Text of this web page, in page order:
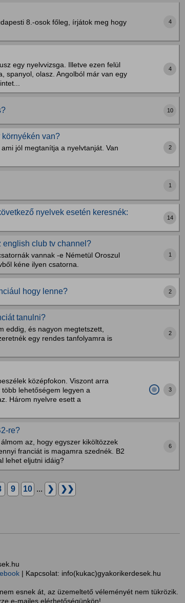
8.-osok főleg, írjátok meg hogy
4
egy nyelvvizsga. Illetve ezen felül
spanyol, olasz. Angolból már van egy
4
10
van?
jól megtanítja a nyelvtanját. Van
2
1
nyelvek esetén keresnék:
14
english club tv channel?
vannak -e Németül Oroszul
kéne ilyen csatorna.
1
hogy lenne? 2
tanulni?
eddig, és nagyon megtetszett,
egy rendes tanfolyamra is
2
középfokon. Viszont arra
lehetőségem legyen a
Három nyelvre esett a
3
re?
az, hogy egyszer kiköltözzek
franciát is magamra szednék. B2
lehet eljutni idáig?
6
9 10 ... ❯ ❯❯
| Kapcsolat: info(kukac)gyakorikerdesek.hu
esnek át, az üzemeltető véleményét nem tükrözik.
e-mailes elérhetőségünkön!